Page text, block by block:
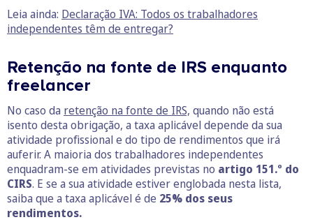
Leia ainda: Declaração IVA: Todos os trabalhadores
independentes têm de entregar?
Retenção na fonte de IRS enquanto
freelancer
No caso da retenção na fonte de IRS, quando não está
isento desta obrigação, a taxa aplicável depende da sua
atividade profissional e do tipo de rendimentos que irá
auferir. A maioria dos trabalhadores independentes
enquadram-se em atividades previstas no artigo 151.º do
CIRS. E se a sua atividade estiver englobada nesta lista,
saiba que a taxa aplicável é de 25% dos seus
rendimentos.